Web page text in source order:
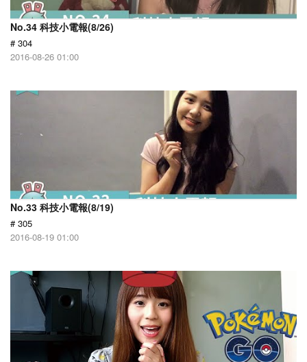
No.34 科技小電報(8/26)
# 304
2016-08-26 01:00
No.33 科技小電報(8/19)
# 305
2016-08-19 01:00